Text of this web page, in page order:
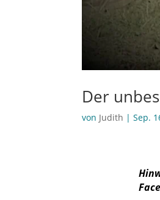
Der
von Judith |Sep.